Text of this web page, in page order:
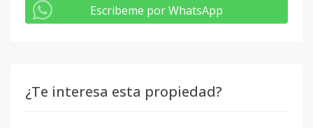
Escribeme por WhatsApp
¿Te interesa esta propiedad?